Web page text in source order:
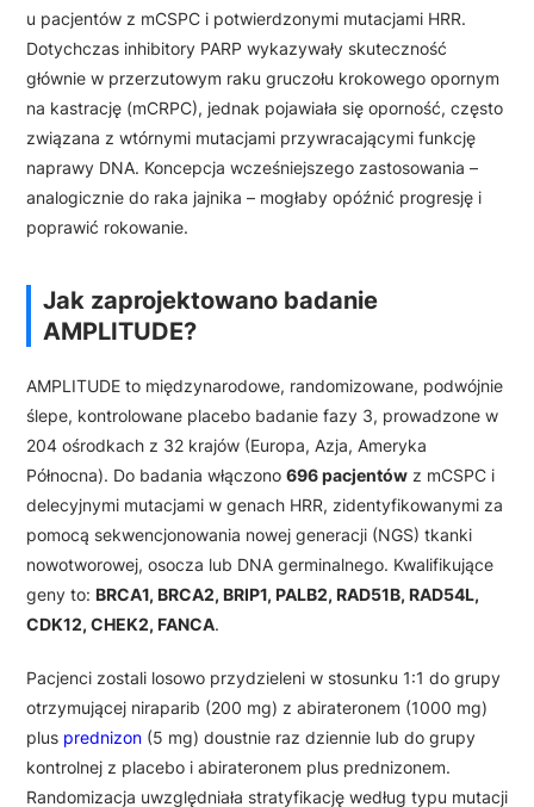
u pacjentów z mCSPC i potwierdzonymi mutacjami HRR.
Dotychczas inhibitory PARP wykazywały skuteczność
głównie w przerzutowym raku gruczołu krokowego opornym
na kastrację (mCRPC), jednak pojawiała się oporność, często
związana z wtórnymi mutacjami przywracającymi funkcję
naprawy DNA. Koncepcja wcześniejszego zastosowania –
analogicznie do raka jajnika – mogłaby opóźnić progresję i
poprawić rokowanie.
Jak zaprojektowano badanie
AMPLITUDE?
AMPLITUDE to międzynarodowe, randomizowane, podwójnie
ślepe, kontrolowane placebo badanie fazy 3, prowadzone w
204 ośrodkach z 32 krajów (Europa, Azja, Ameryka
Północna). Do badania włączono 696 pacjentów z mCSPC i
delecyjnymi mutacjami w genach HRR, zidentyfikowanymi za
pomocą sekwencjonowania nowej generacji (NGS) tkanki
nowotworowej, osocza lub DNA germinalnego. Kwalifikujące
geny to: BRCA1, BRCA2, BRIP1, PALB2, RAD51B, RAD54L,
CDK12, CHEK2, FANCA.
Pacjenci zostali losowo przydzieleni w stosunku 1:1 do grupy
otrzymującej niraparib (200 mg) z abirateronem (1000 mg)
plus prednizon (5 mg) doustnie raz dziennie lub do grupy
kontrolnej z placebo i abirateronem plus prednizonem.
Randomizacja uwzględniała stratyfikację według typu mutacji